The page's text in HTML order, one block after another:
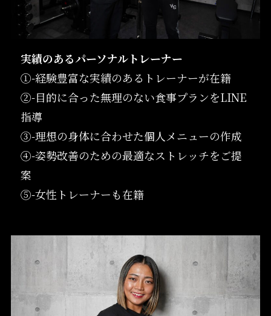
実績のあるパーソナルトレーナー
①-経験豊富な実績のあるトレーナーが在籍
②-目的に合った無理のない食事プランをLINE
指導
③-理想の身体に合わせた個人メニューの作成
④-姿勢改善のための最適なストレッチをご提
案
⑤-女性トレーナーも在籍